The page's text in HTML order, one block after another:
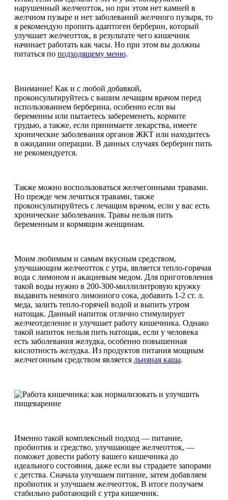
нарушенный желчеотток, но при этом нет камней в
желчном пузыре и нет заболеваний желчного пузыря, то
я рекомендую пропить адаптоген берберин, который
улучшает желчеотток, в результате чего кишечник
начинает работать как часы. Но при этом вы должны
питаться по подходящему меню.
Внимание! Как и с любой добавкой,
проконсультируйтесь с вашим лечащим врачом перед
использованием берберина, особенно если вы
беременны или пытаетесь забеременеть, кормите
грудью, а также, если принимаете лекарства, имеете
хронические заболевания органов ЖКТ или находитесь
в ожидании операции. В данных случаях берберин пить
не рекомендуется.
Также можно воспользоваться желчегонными травами.
Но прежде чем лечиться травами, также
проконсультируйтесь с лечащим врачом, если у вас есть
хронические заболевания. Травы нельзя пить
беременным и кормящим женщинам.
Моим любимым и самым вкусным средством,
улучшающим желчеотток с утра, является тепло-горячая
вода с лимоном и акациевым медом. Для приготовления
такой воды нужно в 200-300-миллилитровую кружку
выдавить немного лимонного сока, добавить 1-2 ст. л.
меда, залить тепло-горячей водой и выпить утром
натощак. Данный напиток отлично стимулирует
желчеотделение и улучшает работу кишечника. Однако
такой напиток нельзя пить натощак, если у человека
есть заболевания желудка, особенно повышенная
кислотность желудка. Из продуктов питания мощным
желчегонным средством является льняная каша.
Именно такой комплексный подход — питание,
пробиотик и средство, улучшающее желчеотток, —
поможет довести работу вашего кишечника до
идеального состояния, даже если вы страдаете запорами
с детства. Сначала улучшаем питание, затем добавляем
пробиотик и улучшаем желчеотток, В итоге получаем
стабильно работающий с утра кишечник.